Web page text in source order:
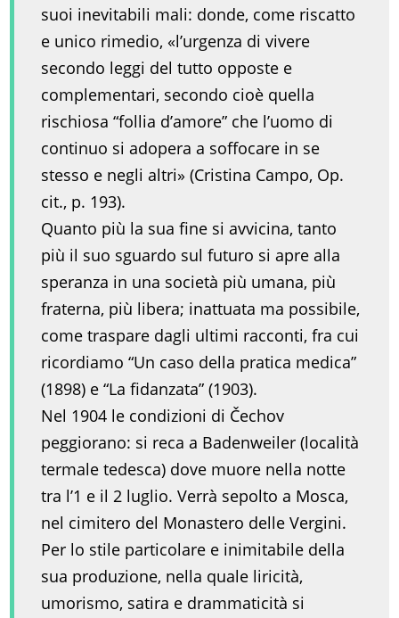
suoi inevitabili mali: donde, come riscatto
e unico rimedio, «l’urgenza di vivere
secondo leggi del tutto opposte e
complementari, secondo cioè quella
rischiosa “follia d’amore” che l’uomo di
continuo si adopera a soffocare in se
stesso e negli altri» (Cristina Campo, Op.
cit., p. 193).
Quanto più la sua fine si avvicina, tanto
più il suo sguardo sul futuro si apre alla
speranza in una società più umana, più
fraterna, più libera; inattuata ma possibile,
come traspare dagli ultimi racconti, fra cui
ricordiamo “Un caso della pratica medica”
(1898) e “La fidanzata” (1903).
Nel 1904 le condizioni di Čechov
peggiorano: si reca a Badenweiler (località
termale tedesca) dove muore nella notte
tra l’1 e il 2 luglio. Verrà sepolto a Mosca,
nel cimitero del Monastero delle Vergini.
Per lo stile particolare e inimitabile della
sua produzione, nella quale liricità,
umorismo, satira e drammaticità si